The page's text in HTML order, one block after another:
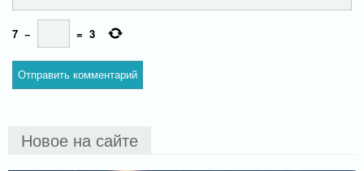
7 − = 3
Новое на сайте